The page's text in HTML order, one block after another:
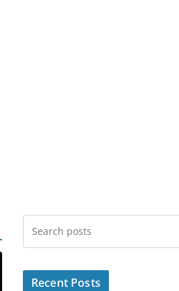
Recent Posts